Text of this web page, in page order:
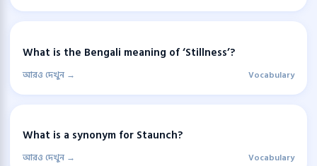
What is the Bengali meaning of ‘Stillness’?
আরও দেখুন → Vocabulary
What is a synonym for Staunch?
আরও দেখুন → Vocabulary